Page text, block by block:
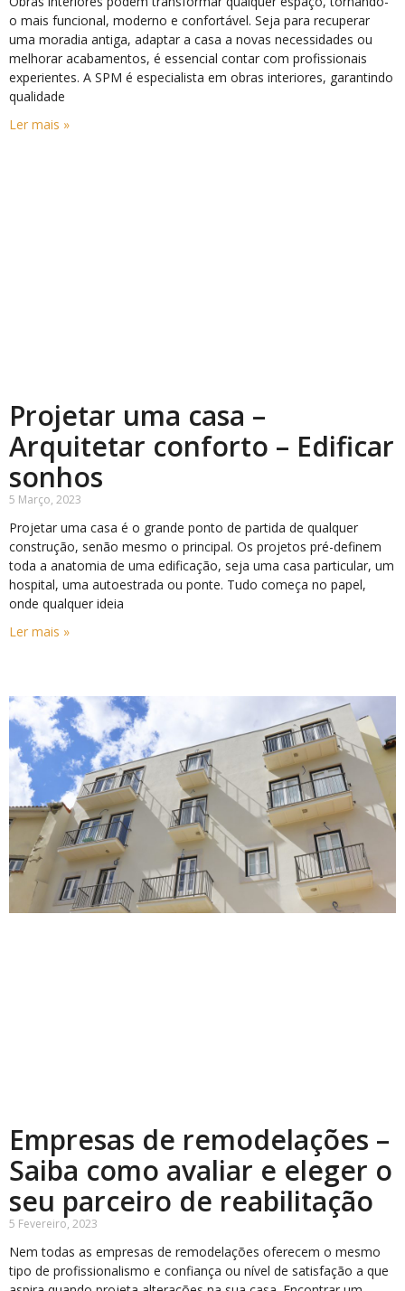
o mais funcional, moderno e confortável. Seja para recuperar
uma moradia antiga, adaptar a casa a novas necessidades ou
melhorar acabamentos, é essencial contar com profissionais
experientes. A SPM é especialista em obras interiores, garantindo
qualidade
Ler mais »
Projetar uma casa –
Arquitetar conforto – Edificar
sonhos
5 Março, 2023
Projetar uma casa é o grande ponto de partida de qualquer
construção, senão mesmo o principal. Os projetos pré-definem
toda a anatomia de uma edificação, seja uma casa particular, um
hospital, uma autoestrada ou ponte. Tudo começa no papel,
onde qualquer ideia
Ler mais »
Empresas de remodelações –
Saiba como avaliar e eleger o
seu parceiro de reabilitação
5 Fevereiro, 2023
Nem todas as empresas de remodelações oferecem o mesmo
tipo de profissionalismo e confiança ou nível de satisfação a que